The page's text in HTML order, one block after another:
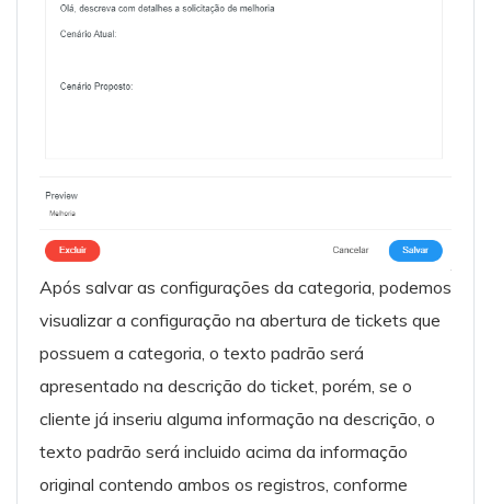
Após salvar as configurações da categoria, podemos
visualizar a configuração na abertura de tickets que
possuem a categoria, o texto padrão será
apresentado na descrição do ticket, porém, se o
cliente já inseriu alguma informação na descrição, o
texto padrão será incluido acima da informação
original contendo ambos os registros, conforme